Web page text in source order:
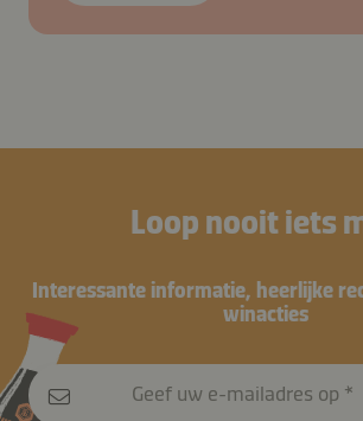
Loop nooit iets
Interessante informatie, heerlijke
winacties
Geef uw e-mailadres op